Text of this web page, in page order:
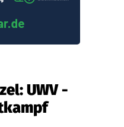
UWV -